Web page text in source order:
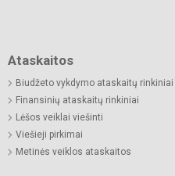
Ataskaitos
Biudžeto vykdymo ataskaitų rinkiniai
Finansinių ataskaitų rinkiniai
Lėšos veiklai viešinti
Viešieji pirkimai
Metinės veiklos ataskaitos